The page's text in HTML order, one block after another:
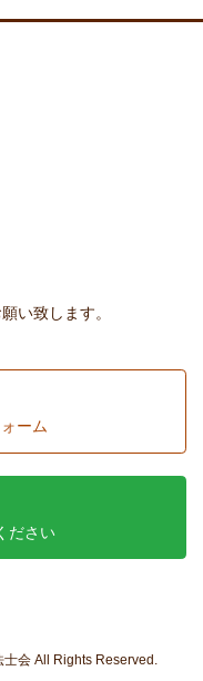
い致します。
ーム
ださい
会 All Rights Reserved.